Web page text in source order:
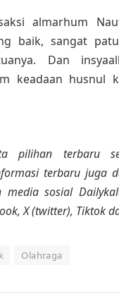
almarhum
baik, sangat
Dan
keadaan husnul
pilihan terbaru
terbaru juga
sosial
X (twitter), Tiktok
Olahraga